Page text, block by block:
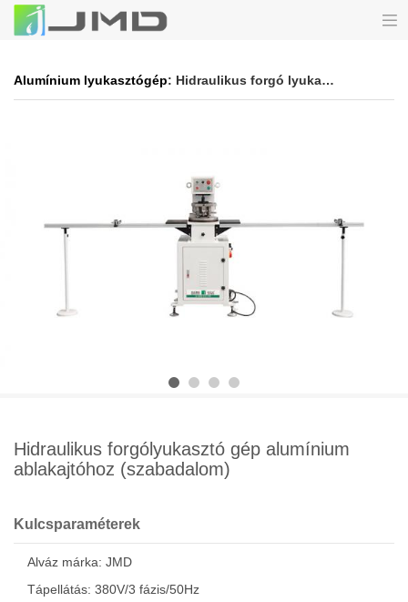
Alumínium lyukasztógép: Hidraulikus forgó lyukasztógép
Hidraulikus forgólyukasztó gép alumínium
ablakajtóhoz (szabadalom)
Kulcsparaméterek
Alváz márka: JMD
Tápellátás: 380V/3 fázis/50Hz